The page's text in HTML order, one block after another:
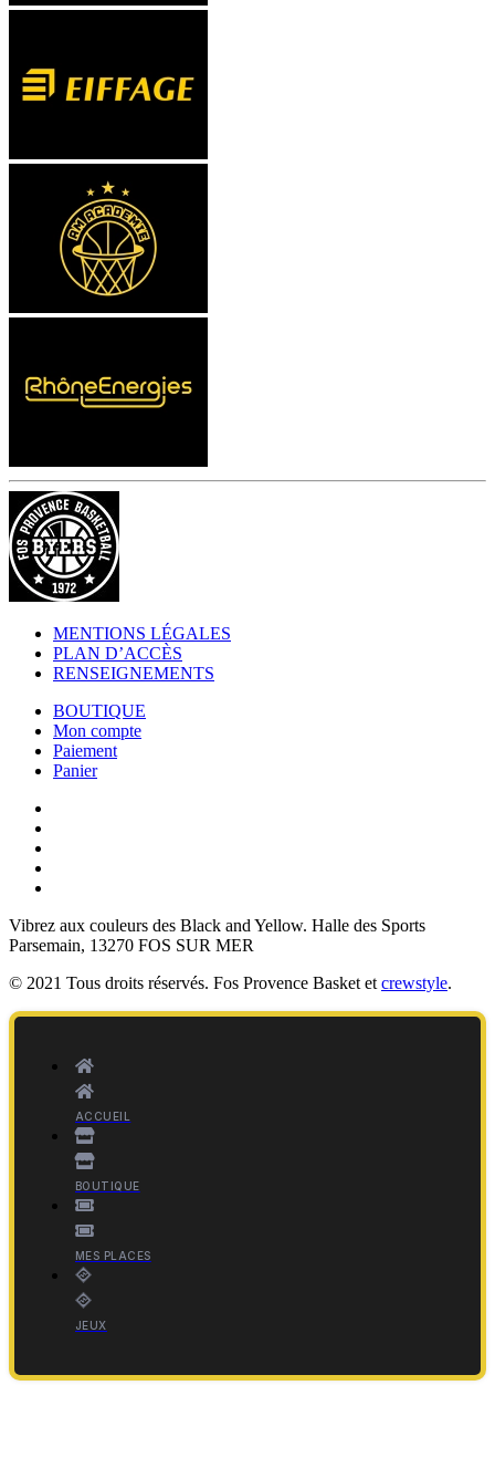
MENTIONS LÉGALES
PLAN D’ACCÈS
RENSEIGNEMENTS
BOUTIQUE
Mon compte
Paiement
Panier
Vibrez aux couleurs des Black and Yellow. Halle des Sports
Parsemain, 13270 FOS SUR MER
© 2021 Tous droits réservés. Fos Provence Basket et crewstyle.
ACCUEIL
BOUTIQUE
MES PLACES
JEUX